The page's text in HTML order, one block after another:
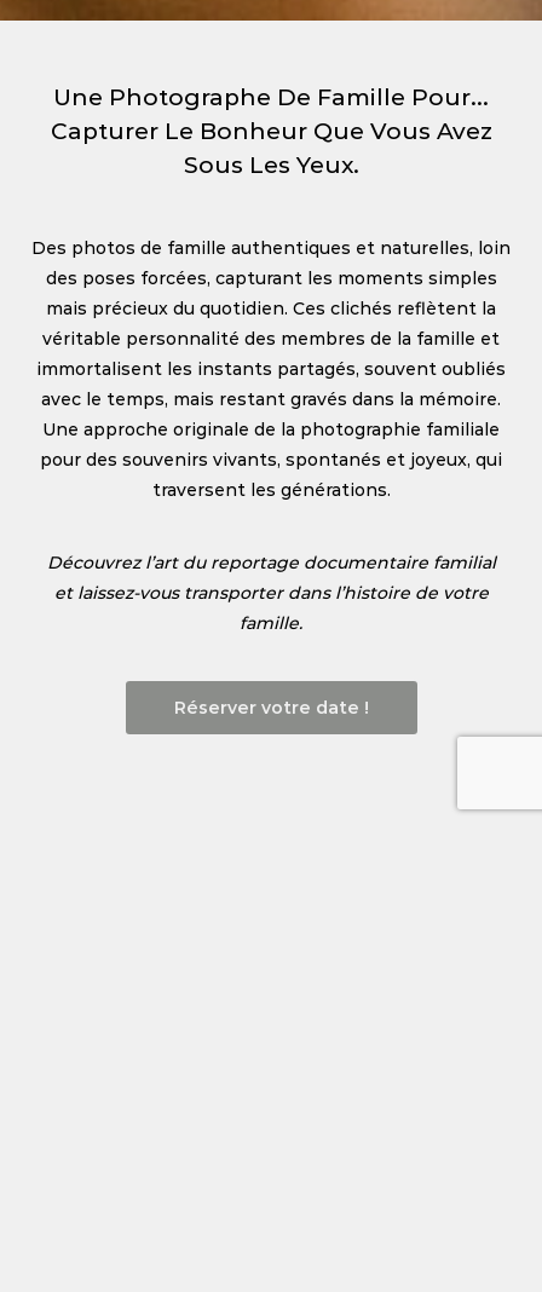
Une Photographe De Famille Pour...
Capturer Le Bonheur Que Vous Avez
Sous Les Yeux.
Des photos de famille authentiques et naturelles, loin
des poses forcées, capturant les moments simples
mais précieux du quotidien. Ces clichés reflètent la
véritable personnalité des membres de la famille et
immortalisent les instants partagés, souvent oubliés
avec le temps, mais restant gravés dans la mémoire.
Une approche originale de la photographie familiale
pour des souvenirs vivants, spontanés et joyeux, qui
traversent les générations.
Découvrez l’art du reportage documentaire familial
et laissez-vous transporter dans l’histoire de votre
famille.
Réserver votre date !